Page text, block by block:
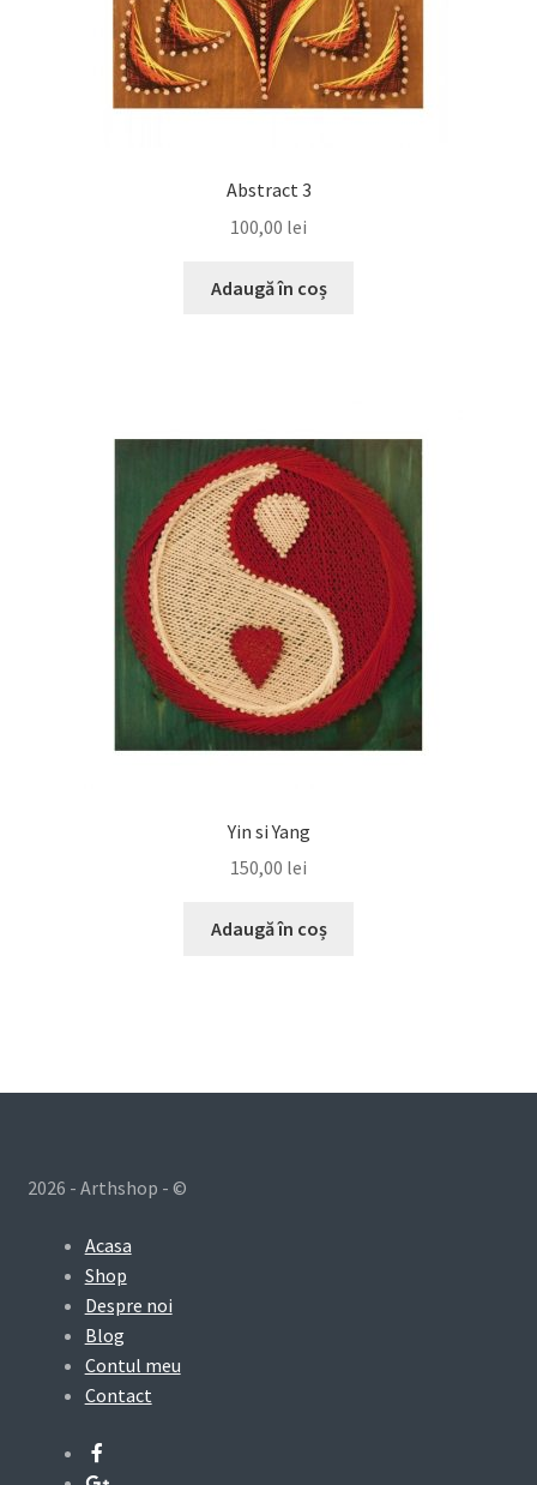
Abstract 3
100,00 lei
Adaugă în coș
Yin si Yang
150,00 lei
Adaugă în coș
2026 - Arthshop - ©
Acasa
Shop
Despre noi
Blog
Contul meu
Contact